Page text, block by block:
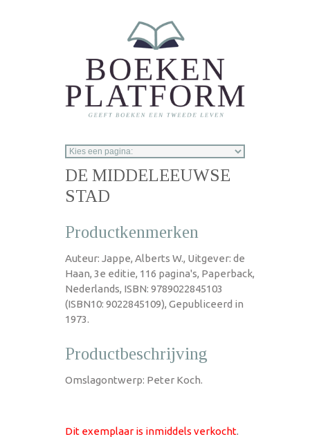
DE MIDDELEEUWSE
STAD
Productkenmerken
Auteur: Jappe, Alberts W., Uitgever: de
Haan, 3e editie, 116 pagina's, Paperback,
Nederlands, ISBN: 9789022845103
(ISBN10: 9022845109), Gepubliceerd in
1973.
Productbeschrijving
Omslagontwerp: Peter Koch.
Dit exemplaar is inmiddels verkocht.